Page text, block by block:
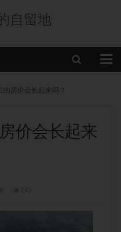
自留地
的房价会长起来吗？
价会长起来